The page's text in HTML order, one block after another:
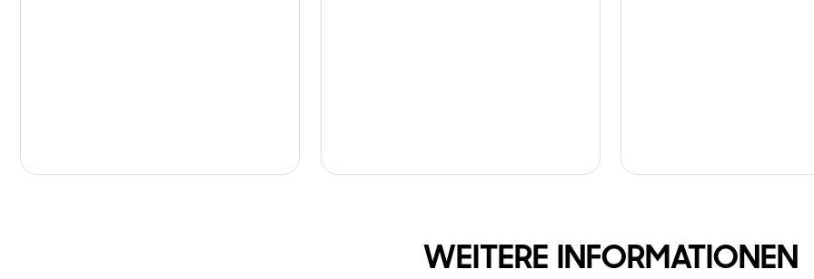
WEITERE INFORMATIONEN